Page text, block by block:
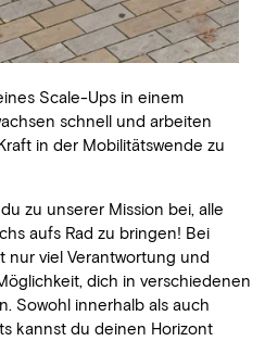
Scale-Ups in einem
schnell und arbeiten
in der Mobilitätswende zu
zu unserer Mission bei, alle
aufs Rad zu bringen! Bei
nur viel Verantwortung und
dich in verschiedenen
Sowohl innerhalb als auch
kannst du deinen Horizont